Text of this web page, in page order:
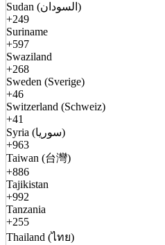
Sudan (السودان)
+249
Suriname
+597
Swaziland
+268
Sweden (Sverige)
+46
Switzerland (Schweiz)
+41
Syria (سوريا)
+963
Taiwan (台灣)
+886
Tajikistan
+992
Tanzania
+255
Thailand (ไทย)